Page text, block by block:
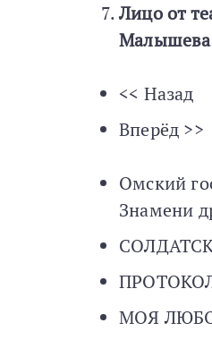
Лицо от
Малышева
<< Назад
Вперёд >>
Омский
Знамени
МОЯ